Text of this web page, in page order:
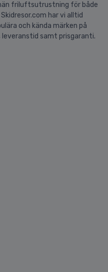
friluftsutrustning för både
har vi alltid
och kända märken på
leveranstid samt prisgaranti.